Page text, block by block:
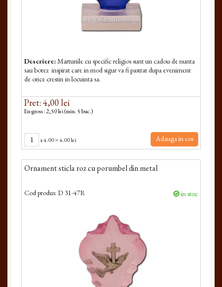
Descriere: Marturiile cu specific religios sunt un cadou de nunta
sau botez inspirat care in mod sigur va fi pastrat dupa eveniment
de orice crestin in locuinta sa.
Pret: 4,00 lei
En-gross : 2,50 lei (min. 5 buc.)
x4.00=4.00 lei Adauga in cos
Ornament sticla roz cu porumbel din metal
Cod produs: D 31-47R in stoc